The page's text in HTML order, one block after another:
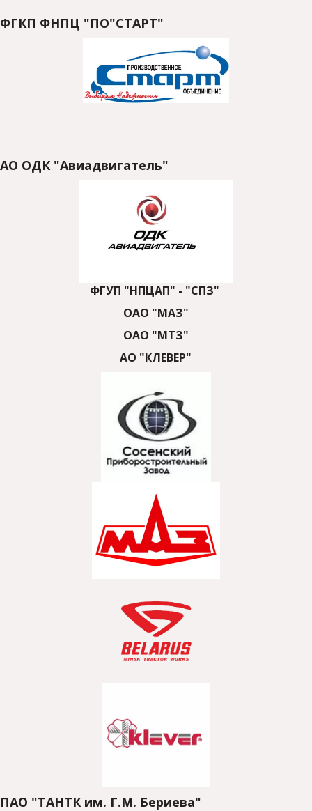
ФГКП ФНПЦ "ПО"СТАРТ"
АО ОДК "Авиадвигатель"
ФГУП "НПЦАП" - "СПЗ"
ОАО "МАЗ"
ОАО "МТЗ"
АО "КЛЕВЕР"
ПАО "ТАНТК им. Г.М. Бериева"